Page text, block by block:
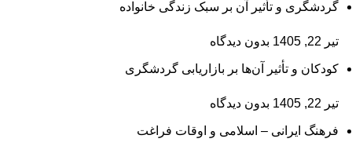
گردشگری و تأثیر آن بر سبک زندگی خانواده
تیر 22, 1405 بدون دیدگاه
کودکان و تأثیر آن‌ها بر بازاریابی گردشگری
تیر 22, 1405 بدون دیدگاه
فرهنگ ایرانی – اسلامی و اوقات فراغت